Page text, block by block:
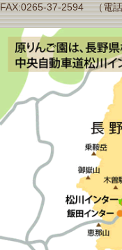
FAX:0265-37-2594 （電